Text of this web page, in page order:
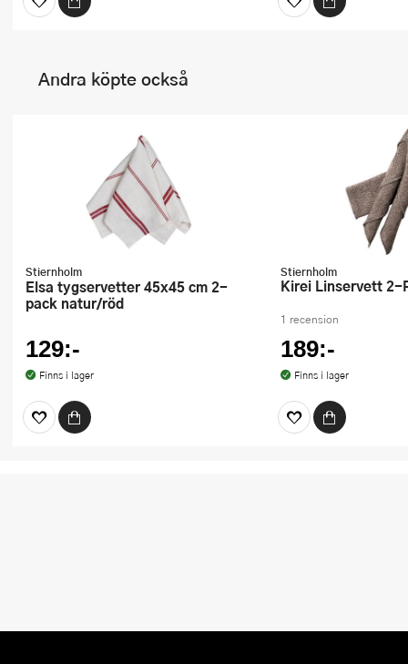
Andra köpte också
Stiernholm
Elsa tygservetter 45x45 cm 2-
pack natur/röd
129:-
Finns i lager
Stiernholm
Kirei Linservett
1 recension
189:-
Finns i lager